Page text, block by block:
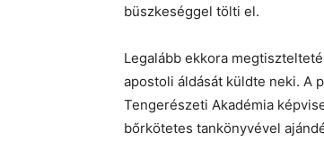
büszkeséggel tölti el.
Legalább ekkora
apostoli áldását küldte neki. A
Tengerészeti Akadémia
bőrkötetes tankönyvével